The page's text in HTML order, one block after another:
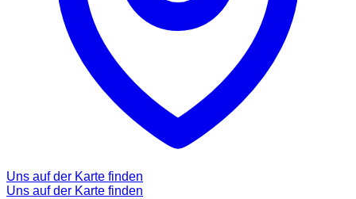
Uns auf der Karte finden
Uns auf der Karte finden